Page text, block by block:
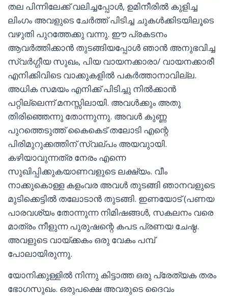
തല പിന്നിലേക്ക് വലിച്ചപ്പോൾ, ഉമിനീരിൽ കുളിച്ച
ലിംഗം അവളുടെ ചേർത്ത് പിടിച്ച ചുകൾക്കിടയിലൂടെ
വഴുതി പുറത്തേക്കു വന്നു. ഈ പ്രകടനം
ആവർത്തിക്കാൻ തുടങ്ങിയപ്പോൾ ഞാൻ അനുഭവിച്ച
സ്വർഗ്ഗീയ സുഖം, പിയ വായനക്കാരാ/ വായനക്കാരീ
എനിക്കിവിടെ വാക്കുകളിൽ പകർത്താനാവില്ല.
അധിക സമയം എനിക്ക് പിടിച്ചു നിൽക്കാൻ
പറ്റില്ലെന്ന് മനസ്സിലായി. അവൾക്കും അതു
തിരിഞ്ഞെന്നു തോന്നുന്നു. അവൾ കുണ്ണ
പുറത്തെടുത്ത് കൈകെട് തലോടി എന്റെ
പിരിമുറുക്കത്തിന് സ്വല്പം അയവുായി.
കഴിയാവുന്നത്ര നേരം എന്നെ
സുഖിപ്പിക്കുകയാണവളുടെ ലക്ഷ്യം. വീം
നാക്കുകൊള്ള കളംവര അവൾ തുടങ്ങി ഞാനവളുടെ
മുടിക്കെട്ടിൽ തലോടാൻ തുടങ്ങി. ഇണയോട് (പണയ
പാരവശ്യം തോന്നുന്ന നിമിഷങ്ങൾ, സകലനം വരെ
മാത്രം നീളുന്ന പുരുഷന്റെ കപട പ്രണയ ചേഷ്ഠ.
അവളുടെ വായ്ക്കകം ഒരു വേകം പമ്പ്
പോലായിരുന്നു.
യോനിക്കുള്ളിൽ നിന്നു കിട്ടാത്ത ഒരു പ്രേത്യക തരം
ഭോഗസുഖം. ഒരുപക്ഷെ അവരുടെ ദൈവം